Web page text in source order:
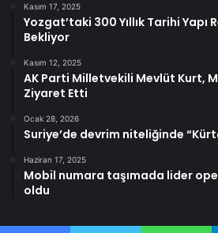
Kasım 17, 2025
Yozgat’taki 300 Yıllık Tarihi Yapı
Bekliyor
Kasım 12, 2025
AK Parti Milletvekili Mevlüt Kurt,
Ziyaret Etti
Ocak 28, 2026
Suriye’de devrim niteliğinde
Haziran 17, 2025
Mobil numara taşımada lider
oldu